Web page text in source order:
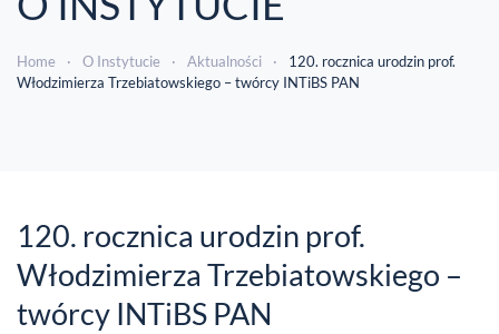
Home O Instytucie Aktualności
120. rocznica urodzin prof.
Włodzimierza Trzebiatowskiego – twórcy INTiBS PAN
120. rocznica urodzin prof.
Włodzimierza Trzebiatowskiego –
twórcy INTiBS PAN